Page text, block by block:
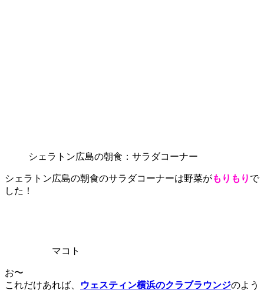
シェラトン広島の朝食：サラダコーナー
シェラトン広島の朝食のサラダコーナーは野菜がもりもり で
した！
マコト
お〜
これだけあれば、
ウェスティン横浜のクラブラウンジのよう